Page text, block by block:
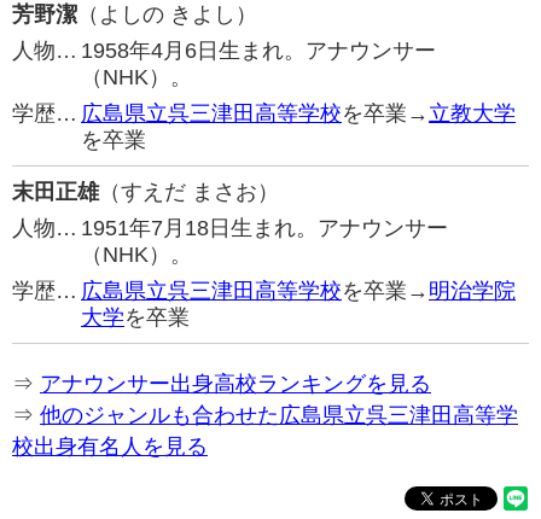
芳野潔 （よしの きよし）
人物… 1958年4月6日生まれ。アナウンサー
（NHK）。
学歴… 広島県立呉三津田高等学校を卒業→ 立教大学
を卒業
末田正雄（すえだ まさお）
人物… 1951年7月18日生まれ。アナウンサー
（NHK）。
学歴… 広島県立呉三津田高等学校を卒業→ 明治学院
大学を卒業
⇒ アナウンサー出身高校ランキングを見る
⇒ 他のジャンルも合わせた広島県立呉三津田高等学
校出身有名人を見る